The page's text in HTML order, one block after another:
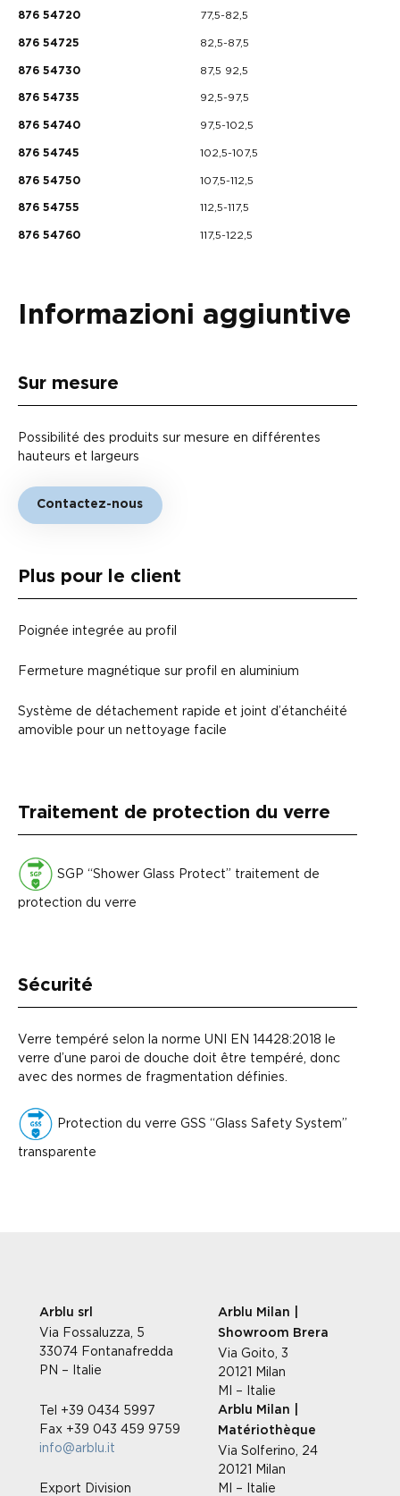
876 54720 77,5-82,5
876 54725 82,5-87,5
876 54730 87,5 92,5
876 54735 92,5-97,5
876 54740 97,5-102,5
876 54745 102,5-107,5
876 54750 107,5-112,5
876 54755 112,5-117,5
876 54760 117,5-122,5
Informazioni aggiuntive
Sur mesure
Possibilité des produits sur mesure en différentes
hauteurs et largeurs
Contactez-nous
Plus pour le client
Poignée integrée au profil
Fermeture magnétique sur profil en aluminium
Système de détachement rapide et joint d’étanchéité
amovible pour un nettoyage facile
Traitement de protection du verre
SGP “Shower Glass Protect” traitement de
protection du verre
Sécurité
Verre tempéré selon la norme UNI EN 14428:2018 le
verre d’une paroi de douche doit être tempéré, donc
avec des normes de fragmentation définies.
Protection du verre GSS “Glass Safety System”
transparente
Arblu srl
Via Fossaluzza, 5
33074 Fontanafredda
PN – Italie
Tel +39 0434 5997
Fax +39 043 459 9759
info@arblu.it
Export Division
Arblu Milan |
Showroom Brera
Via Goito, 3
20121 Milan
MI – Italie
Arblu Milan |
Matériothèque
Via Solferino, 24
20121 Milan
MI – Italie